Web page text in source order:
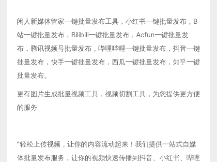
闲人新媒体管家一键批量发布工具，小红书一键批量发布，B
站一键批量发布，Bilibili一键批量发布，Acfun一键批量发
布，腾讯视频号批量发布，哔哩哔哩一键批量发布，抖音一键
批量发布，快手一键批量发布，西瓜一键批量发布，知乎一键
批量发布。
更有图片生成批量视频工具，视频切割工具，为您提供更方便
的服务
"轻松上传视频，让你的内容流动起来！我们提供一站式自媒
体批量发布服务，让你的视频快速传播到抖音、小红书、哔哩